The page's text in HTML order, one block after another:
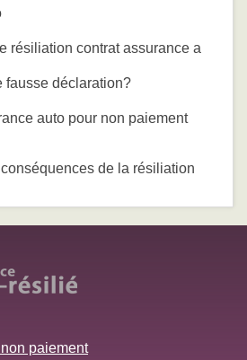
résiliation contrat assurance a
fausse déclaration?
auto pour non paiement
de la résiliation
paiement